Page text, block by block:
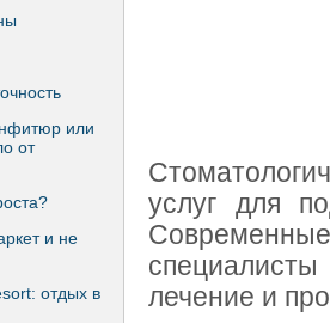
или
от
и не
отдых в
услуг для
лечение и